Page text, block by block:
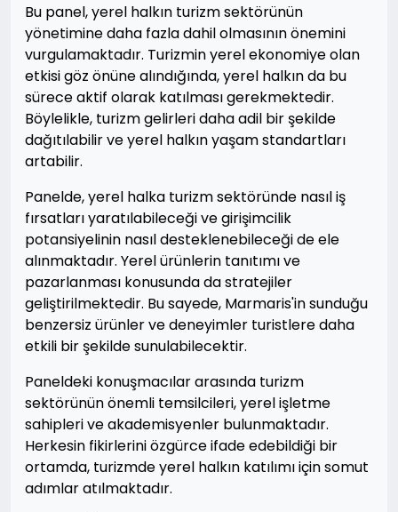
Bu panel, yerel halkın turizm sektörünün
yönetimine daha fazla dahil olmasının önemini
vurgulamaktadır. Turizmin yerel ekonomiye olan
etkisi göz önüne alındığında, yerel halkın da bu
sürece aktif olarak katılması gerekmektedir.
Böylelikle, turizm gelirleri daha adil bir şekilde
dağıtılabilir ve yerel halkın yaşam standartları
artabilir.
Panelde, yerel halka turizm sektöründe nasıl iş
fırsatları yaratılabileceği ve girişimcilik
potansiyelinin nasıl desteklenebileceği de ele
alınmaktadır. Yerel ürünlerin tanıtımı ve
pazarlanması konusunda da stratejiler
geliştirilmektedir. Bu sayede, Marmaris'in sunduğu
benzersiz ürünler ve deneyimler turistlere daha
etkili bir şekilde sunulabilecektir.
Paneldeki konuşmacılar arasında turizm
sektörünün önemli temsilcileri, yerel işletme
sahipleri ve akademisyenler bulunmaktadır.
Herkesin fikirlerini özgürce ifade edebildiği bir
ortamda, turizmde yerel halkın katılımı için somut
adımlar atılmaktadır.